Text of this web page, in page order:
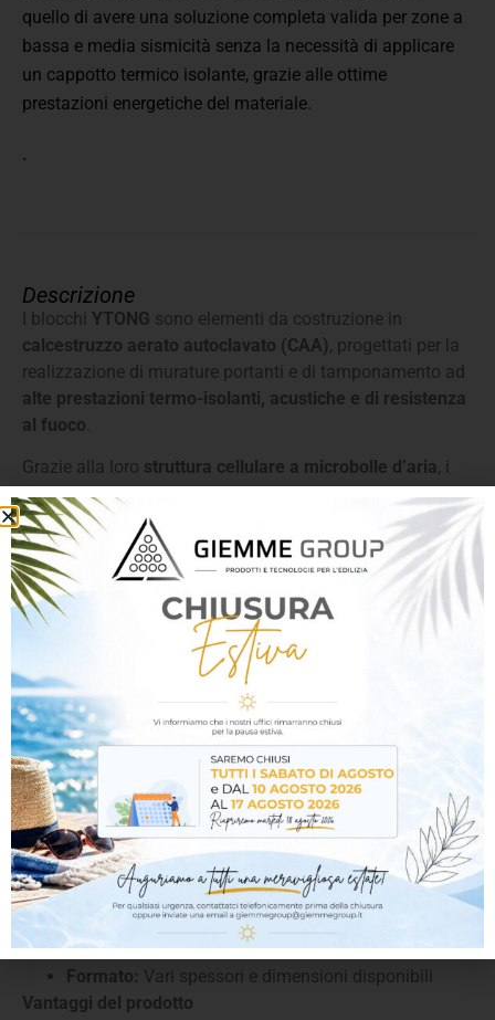
quello di avere una soluzione completa valida per zone a
bassa e media sismicità senza la necessità di applicare
un cappotto termico isolante, grazie alle ottime
prestazioni energetiche del materiale.
.
Descrizione
I blocchi YTONG sono elementi da costruzione in
calcestruzzo aerato autoclavato (CAA), progettati per la
realizzazione di murature portanti e di tamponamento ad
alte prestazioni termo-isolanti, acustiche e di resistenza
al fuoco
Grazie alla loro struttura cellulare a microbolle d’aria, i
blocchi YTONG garantiscono un eccellente isolamento
termico naturale, contribuendo alla riduzione dei consumi
energetici e al miglioramento dell’efficienza dell’edificio,
nel rispetto delle normative vigenti in materia di
sostenibilità ed edilizia energeticamente efficiente.
Caratteristiche tecniche principali
Materiale:
Calcestruzzo aerato autoclavato (CAA)
Conducibilità termica (λ):
seconda della densità)
Densità:
300 – 600 kg/m³
Resistenza al fuoco:Classe A1 – Incombustibile
Resistenza meccanica:Conforme alle normative
strutturali per murature portanti
Isolamento acustico:Elevata capacità di
abbattimento sonoro
Precisione dimensionale:Tolleranze millimetriche
per posa a giunto sottile
Formato: Vari spessori e dimensioni disponibili
Vantaggi del prodotto